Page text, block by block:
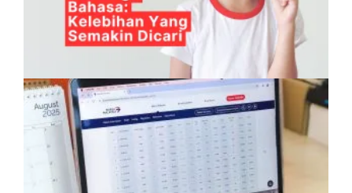
Anak Mampu Menguasai Dua atau Tiga
Bahasa: Kelebihan Yang Semakin Dicari